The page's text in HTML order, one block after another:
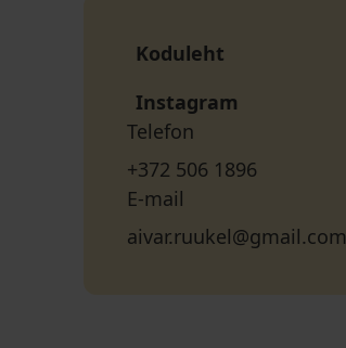
Koduleht
Instagram
Telefon
+372 506 1896
E-mail
aivar.ruukel@gmail.com